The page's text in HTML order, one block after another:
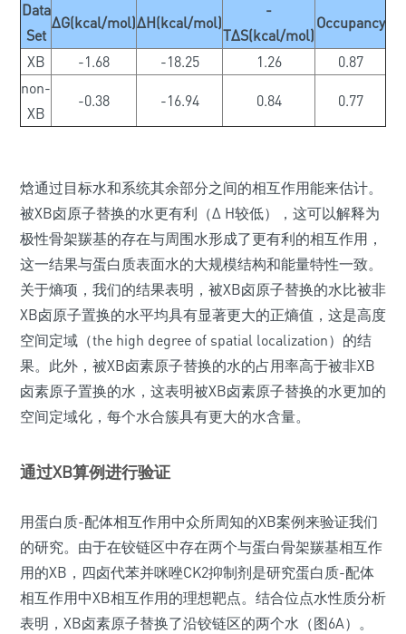
Data
Set
ΔG(kcal/mol)ΔH(kcal/mol)
-
TΔS(kcal/mol)
Occupancy
XB -1.68 -18.25 1.26
0.87
non-
XB
-0.38 -16.94 0.84 0.77
焓通过目标水和系统其余部分之间的相互作用能来估计。
被XB卤原子替换的水更有利（Δ H较低），这可以解释为
极性骨架羰基的存在与周围水形成了更有利的相互作用，
这一结果与蛋白质表面水的大规模结构和能量特性一致。
关于熵项，我们的结果表明，被XB卤原子替换的水比被非
XB卤原子置换的水平均具有显著更大的正熵值，这是高度
空间定域（the high degree of spatial localization）的结
果。此外，被XB卤素原子替换的水的占用率高于被非XB
卤素原子置换的水，这表明被XB卤素原子替换的水更加的
空间定域化，每个水合簇具有更大的水含量。
通过XB算例进行验证
用蛋白质-配体相互作用中众所周知的XB案例来验证我们
的研究。由于在铰链区中存在两个与蛋白骨架羰基相互作
用的XB，四卤代苯并咪唑CK2抑制剂是研究蛋白质-配体
相互作用中XB相互作用的理想靶点。结合位点水性质分析
表明，XB卤素原子替换了沿铰链区的两个水（图6A）。